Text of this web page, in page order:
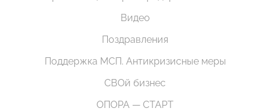
Видео
Поздравления
Поддержка МСП. Антикризисные меры
СВОй бизнес
ОПОРА — СТАРТ